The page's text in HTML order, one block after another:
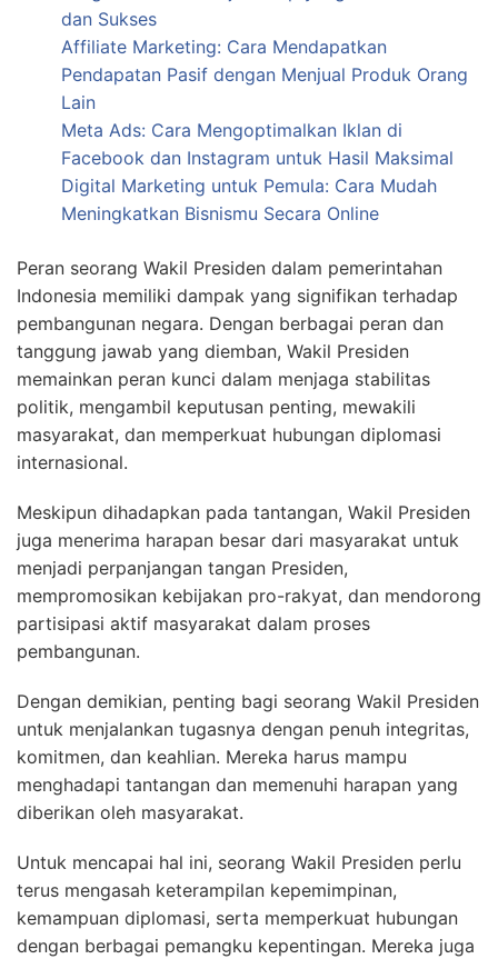
dan Sukses
Affiliate Marketing: Cara Mendapatkan
Pendapatan Pasif dengan Menjual Produk Orang
Lain
Meta Ads: Cara Mengoptimalkan Iklan di
Facebook dan Instagram untuk Hasil Maksimal
Digital Marketing untuk Pemula: Cara Mudah
Meningkatkan Bisnismu Secara Online
Peran seorang Wakil Presiden dalam pemerintahan
Indonesia memiliki dampak yang signifikan terhadap
pembangunan negara. Dengan berbagai peran dan
tanggung jawab yang diemban, Wakil Presiden
memainkan peran kunci dalam menjaga stabilitas
politik, mengambil keputusan penting, mewakili
masyarakat, dan memperkuat hubungan diplomasi
internasional.
Meskipun dihadapkan pada tantangan, Wakil Presiden
juga menerima harapan besar dari masyarakat untuk
menjadi perpanjangan tangan Presiden,
mempromosikan kebijakan pro-rakyat, dan mendorong
partisipasi aktif masyarakat dalam proses
pembangunan.
Dengan demikian, penting bagi seorang Wakil Presiden
untuk menjalankan tugasnya dengan penuh integritas,
komitmen, dan keahlian. Mereka harus mampu
menghadapi tantangan dan memenuhi harapan yang
diberikan oleh masyarakat.
Untuk mencapai hal ini, seorang Wakil Presiden perlu
terus mengasah keterampilan kepemimpinan,
kemampuan diplomasi, serta memperkuat hubungan
dengan berbagai pemangku kepentingan. Mereka juga